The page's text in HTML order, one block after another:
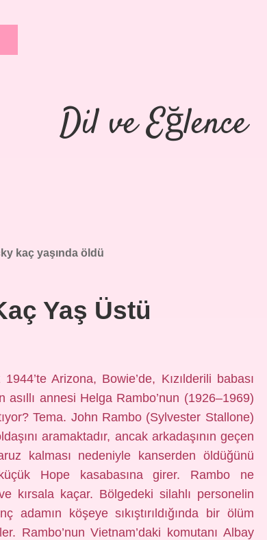
Dil ve Eğlence
kaç yaşında öldü
Yaş Üstü
Arizona, Bowie’de, Kızılderili babası
annesi Helga Rambo’nun (1926–1969)
Tema. John Rambo (Sylvester Stallone)
aramaktadır, ancak arkadaşının geçen
kalması nedeniyle kanserden öldüğünü
Hope kasabasına girer. Rambo ne
kırsala kaçar. Bölgedeki silahlı personelin
köşeye sıkıştırıldığında bir ölüm
Rambo’nun Vietnam’daki komutanı Albay